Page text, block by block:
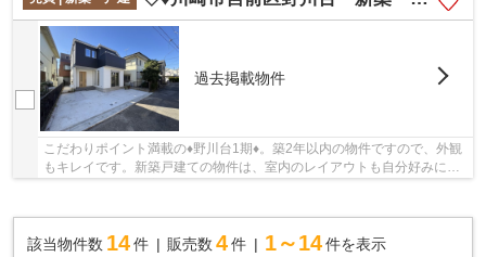
過去掲載物件
こだわりポイント満載の♦野川台1期♦。築2年以内の物件ですので、外観
もキレイです。新築戸建ての物件は、室内のレイアウトも自分好みに変
該当物件数 14件 販売数 4 件 1～14 件を表示